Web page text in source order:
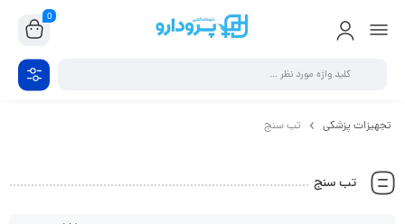
0
تجهیزات پزشکی تب سنج
تب سنج